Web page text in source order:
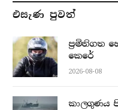
එසැණ පුව​ත්
ප්‍රමිතිගත
කෙරේ
2026-08-08
කාලගුණය